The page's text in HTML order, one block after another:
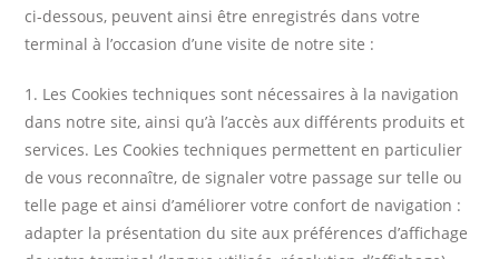
ci-dessous, peuvent ainsi être enregistrés dans votre
terminal à l’occasion d’une visite de notre site :
1. Les Cookies techniques sont nécessaires à la navigation
dans notre site, ainsi qu’à l’accès aux différents produits et
services. Les Cookies techniques permettent en particulier
de vous reconnaître, de signaler votre passage sur telle ou
telle page et ainsi d’améliorer votre confort de navigation :
adapter la présentation du site aux préférences d’affichage